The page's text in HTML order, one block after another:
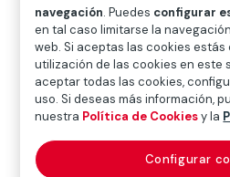
control de
resultados
results,
navegación. Puedes configurar
en tal caso limitarse la
web. Si aceptas las cookies
utilización de las cookies en este
aceptar todas las cookies,
uso. Si deseas más información,
nuestra Política de Cookiesy la
Configurar